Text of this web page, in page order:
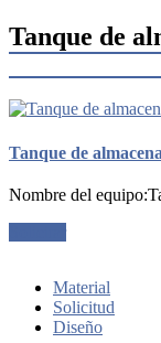
Tanque de
Tanque de
Nombre del
Material
Solicitud
Diseño